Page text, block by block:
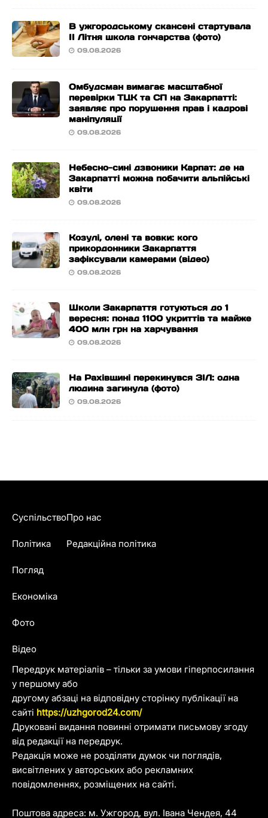
В ужгородському скансені стартувала
ІІ Літня школа гончарства (фото)
09.08.2026
Омбудсман вимагає масштабної
перевірки ТЦК та СП на Закарпатті:
заявляє про порушення прав і кадрові
маніпуляції
09.08.2026
Небесно-сині дзвоники Карпат: де на
Закарпатті можна побачити альпійські
квіти
09.08.2026
Козулі, олені та вовки: кого
прикордонники Закарпаття
зафіксували камерами (відео)
09.08.2026
Школи Закарпаття готуються до 1
вересня: понад 1100 укриттів та майже
400 млн грн на харчування
09.08.2026
На Рахівщині перекинувся ЗІЛ: одна
людина загинула (фото)
09.08.2026
Передрук матеріалів – тільки за умови гіперпосилання
у першому або
другому абзаці на відповідну сторінку публікації на
сайті https://uzhgorod24.com/
Друковані видання повинні отримати письмову згоду
від редакції на передрук.
Редакція може не розділяти думок чи поглядів,
висвітлених у авторських або рекламних
повідомленнях, розміщених на сайті.
Поштова адреса: м. Ужгород, вул. Івана Чендея, 44
Суспільство
Політика
Погляд
Економіка
Фото
Відео
Про нас
Редакційна політика